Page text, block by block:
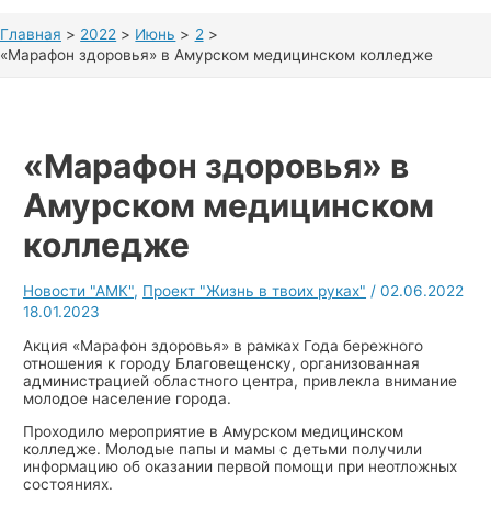
Главная 2022 Июнь
2
«Марафон здоровья» в Амурском медицинском колледже
«Марафон здоровья» в
Амурском медицинском
колледже
Новости "АМК", Проект "Жизнь в твоих руках" /02.06.2022
18.01.2023
Акция «Марафон здоровья» в рамках Года бережного
отношения к городу Благовещенску, организованная
администрацией областного центра, привлекла внимание
молодое население города.
Проходило мероприятие в Амурском медицинском
колледже. Молодые папы и мамы с детьми получили
информацию об оказании первой помощи при неотложных
состояниях.